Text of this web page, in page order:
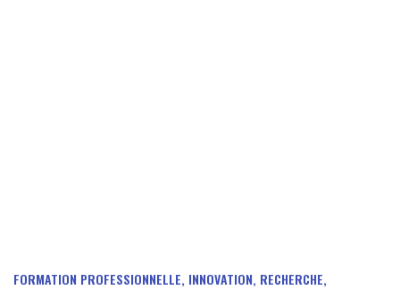
FORMATION PROFESSIONNELLE, INNOVATION, RECHERCHE,